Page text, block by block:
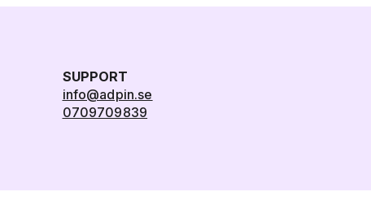
SUPPORT
info@adpin.se
0709709839